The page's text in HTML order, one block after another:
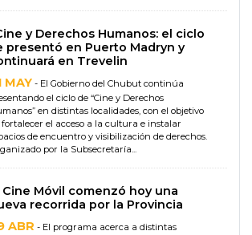
y Derechos Humanos: el ciclo
presentó en Puerto Madryn y
en Trevelin
MAY - El Gobierno del Chubut continúa
el ciclo de “Cine y Derechos
en distintas localidades, con el objetivo
fortalecer el acceso a la cultura e instalar
de encuentro y visibilización de derechos.
por la Subsecretaría...
Cine Móvil comenzó hoy una
recorrida por la Provincia
ABR - El programa acerca a distintas